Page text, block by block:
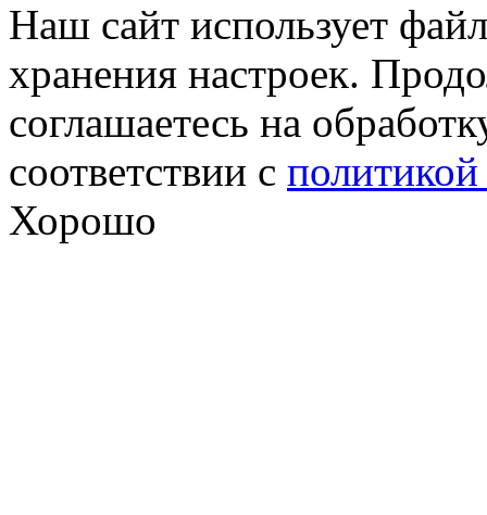
Наш сайт использует
хранения настроек.
соглашаетесь на
соответствии с
Хорошо